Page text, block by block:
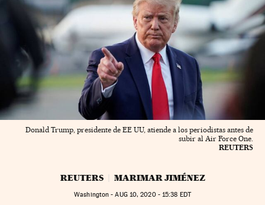
Donald Trump, presidente de EE UU, atiende a los periodistas antes de
subir al Air Force One.
REUTERS
REUTERS MARIMAR JIMÉNEZ
Washington -AUG10, 2020 - 15:38 EDT